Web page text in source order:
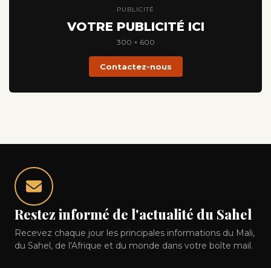
PUBLICITÉ
VOTRE PUBLICITÉ ICI
300 × 600
Contactez-nous
Restez informé de l'actualité du Sahel
Recevez chaque jour les principales informations du Mali,
du Sahel, de l'Afrique et du monde dans votre boîte mail.